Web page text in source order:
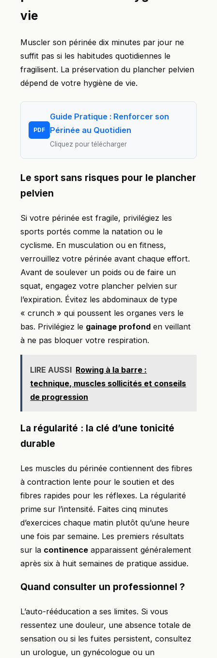
vie
Muscler son périnée dix minutes par jour ne
suffit pas si les habitudes quotidiennes le
fragilisent. La préservation du plancher pelvien
dépend de votre hygiène de vie.
PDF
Guide Pratique : Renforcer son
Périnée au Quotidien
Cliquez pour télécharger
Le sport sans risques pour le plancher
pelvien
Si votre périnée est fragile, privilégiez les
sports portés comme la natation ou le
cyclisme. En musculation ou en fitness,
verrouillez votre périnée avant chaque effort.
Avant de soulever un poids ou de faire un
squat, engagez votre plancher pelvien sur
l’expiration. Évitez les abdominaux de type
« crunch » qui poussent les organes vers le
bas. Privilégiez le gainage profond en veillant
à ne pas bloquer votre respiration.
LIRE AUSSI Rowing à la barre :
technique, muscles sollicités et conseils
de progression
La régularité : la clé d’une tonicité
durable
Les muscles du périnée contiennent des fibres
à contraction lente pour le soutien et des
fibres rapides pour les réflexes. La régularité
prime sur l’intensité. Faites cinq minutes
d’exercices chaque matin plutôt qu’une heure
une fois par semaine. Les premiers résultats
sur la continence apparaissent généralement
après six à huit semaines de pratique assidue.
Quand consulter un professionnel ?
L’auto-rééducation a ses limites. Si vous
ressentez une douleur, une absence totale de
sensation ou si les fuites persistent, consultez
un urologue, un gynécologue ou un